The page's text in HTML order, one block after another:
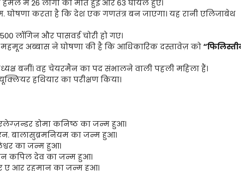
हमले में 26 लोगों की मौत हुई और 63 घायल हुए।
घोषणा करता है कि देश एक गणतंत्र बन जाएगा। यह रानी एलिजाबेथ
लॉगिन और पासवर्ड चोरी हो गए।
महमूद अब्बास ने घोषणा की है कि आधिकारिक दस्तावेज़ को
बनीं। वह चेयरमैन का पद संभालने वाली पहली महिला हैं।
हथियार का परीक्षण किया।
डोमा कनिष्ठ का जन्म हुआ।
बालासुब्रमनियम का जन्म हुआ।
का जन्म हुआ।
कपिल देव का जन्म हुआ।
ए आर रहमान का जन्म हुआ।